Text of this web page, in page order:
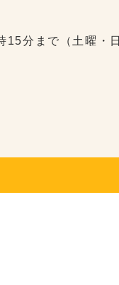
15分まで（土曜・